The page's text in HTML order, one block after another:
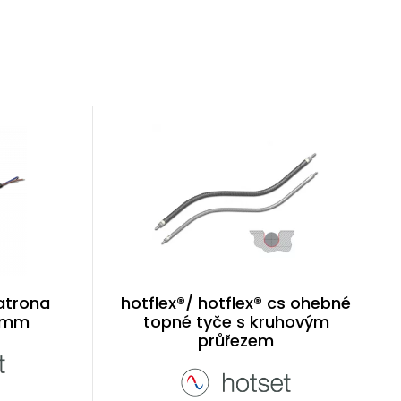
hotflex®/ hotflex® cs ohebné
topné tyče s kruhovým
průřezem